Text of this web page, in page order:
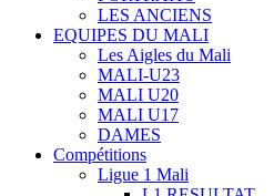
LES ANCIENS
EQUIPES DU MALI
Les Aigles du Mali
MALI-U23
MALI U20
MALI U17
DAMES
Compétitions
Ligue 1 Mali